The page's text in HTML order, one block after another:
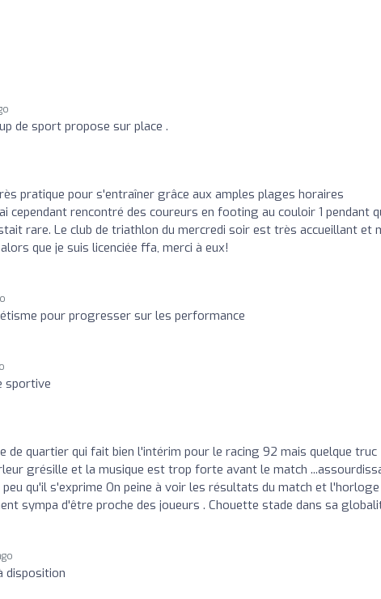
de sport propose sur place .
pratique pour s'entraîner grâce aux amples plages horaires
cependant rencontré des coureurs en footing au couloir 1 pendant
rare. Le club de triathlon du mercredi soir est très accueillant et
que je suis licenciée ffa, merci à eux!
pour progresser sur les performance
sportive
de quartier qui fait bien l'intérim pour le racing 92 mais quelque truc
grésille et la musique est trop forte avant le match
qu'il s'exprime On peine à voir les résultats du match et
sympa d'être proche des joueurs . Chouette stade dans sa
disposition